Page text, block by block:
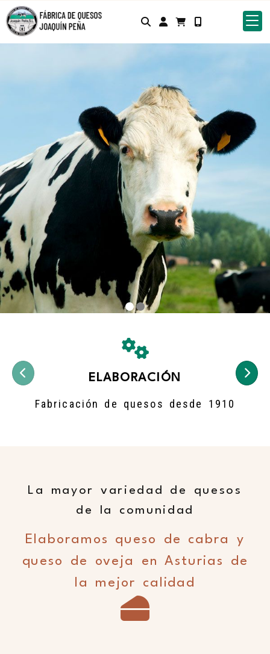
Identifícate
ELABORACIÓN
Fabricación de quesos desde 1910
Anterior
La mayor variedad de quesos
de la comunidad
Elaboramos queso de cabra y
queso de oveja en Asturias de
la mejor calidad